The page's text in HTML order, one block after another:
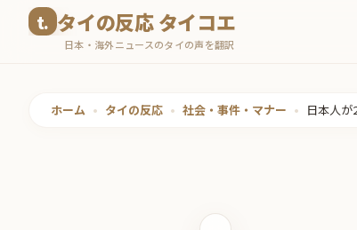
タイの反応 タイコエ
日本・海外ニュースのタイの声を翻訳
ホーム • タイの反応 • 社会・事件・マナー • 日本人が